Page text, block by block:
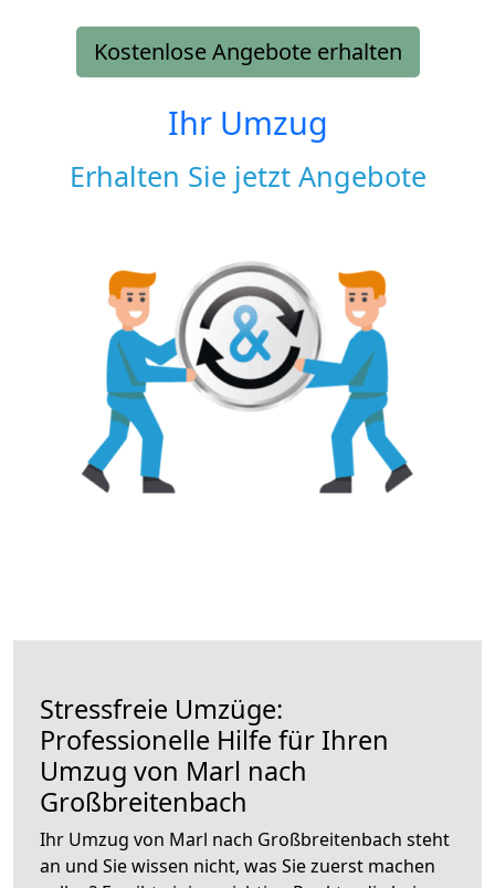
Kostenlose Angebote erhalten
Ihr Umzug
Erhalten Sie jetzt Angebote
Stressfreie Umzüge:
Professionelle Hilfe für Ihren
Umzug von Marl nach
Großbreitenbach
Ihr Umzug von Marl nach Großbreitenbach steht
an und Sie wissen nicht, was Sie zuerst machen